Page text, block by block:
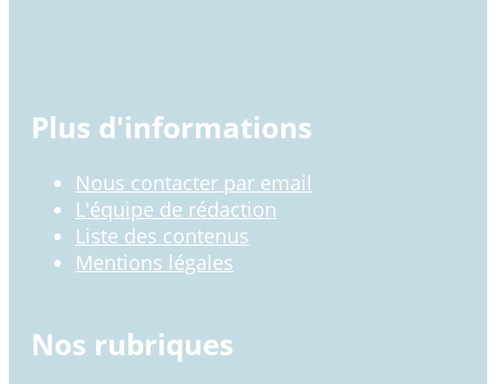
Plus d'informations
Nous contacter par email
L'équipe de rédaction
Liste des contenus
Mentions légales
Nos rubriques